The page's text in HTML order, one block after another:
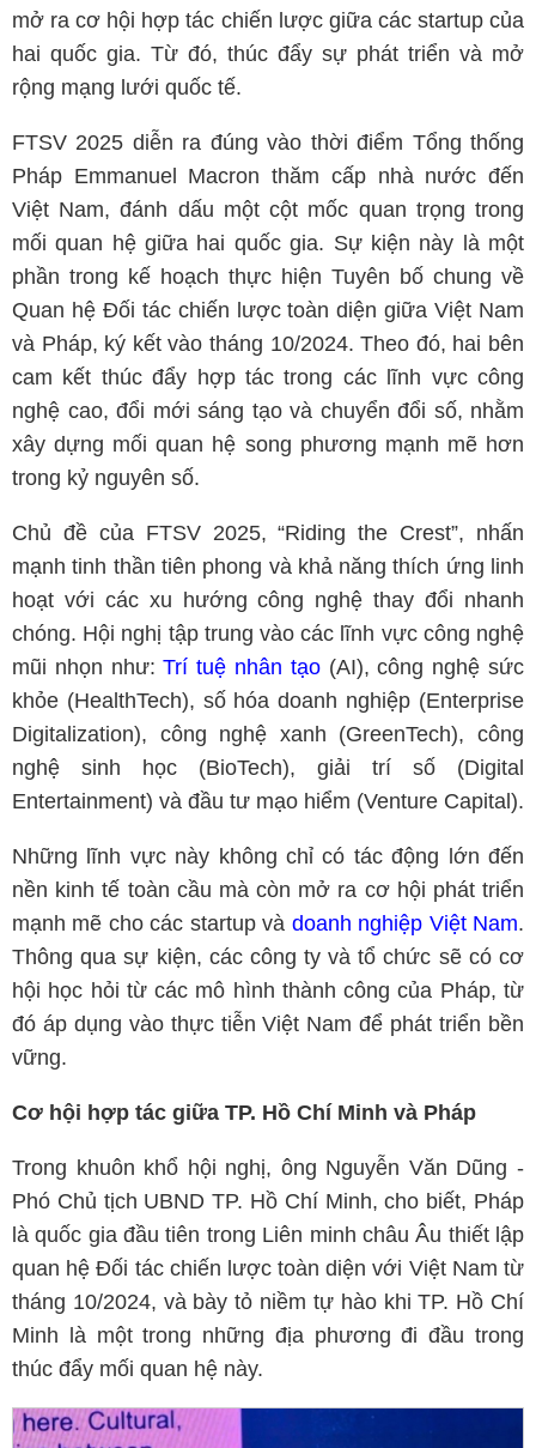
mở ra cơ hội hợp tác chiến lược giữa các startup của
hai quốc gia. Từ đó, thúc đẩy sự phát triển và mở
rộng mạng lưới quốc tế.
FTSV 2025 diễn ra đúng vào thời điểm Tổng thống
Pháp Emmanuel Macron thăm cấp nhà nước đến
Việt Nam, đánh dấu một cột mốc quan trọng trong
mối quan hệ giữa hai quốc gia. Sự kiện này là một
phần trong kế hoạch thực hiện Tuyên bố chung về
Quan hệ Đối tác chiến lược toàn diện giữa Việt Nam
và Pháp, ký kết vào tháng 10/2024. Theo đó, hai bên
cam kết thúc đẩy hợp tác trong các lĩnh vực công
nghệ cao, đổi mới sáng tạo và chuyển đổi số, nhằm
xây dựng mối quan hệ song phương mạnh mẽ hơn
trong kỷ nguyên số.
Chủ đề của FTSV 2025, “Riding the Crest”, nhấn
mạnh tinh thần tiên phong và khả năng thích ứng linh
hoạt với các xu hướng công nghệ thay đổi nhanh
chóng. Hội nghị tập trung vào các lĩnh vực công nghệ
mũi nhọn như:Trí tuệ nhân tạo(AI), công nghệ sức
khỏe (HealthTech), số hóa doanh nghiệp (Enterprise
Digitalization), công nghệ xanh (GreenTech), công
nghệ sinh học (BioTech), giải trí số (Digital
Entertainment) và đầu tư mạo hiểm (Venture Capital).
Những lĩnh vực này không chỉ có tác động lớn đến
nền kinh tế toàn cầu mà còn mở ra cơ hội phát triển
mạnh mẽ cho các startup và doanh nghiệp Việt Nam.
Thông qua sự kiện, các công ty và tổ chức sẽ có cơ
hội học hỏi từ các mô hình thành công của Pháp, từ
đó áp dụng vào thực tiễn Việt Nam để phát triển bền
vững.
Cơ hội hợp tác giữa TP. Hồ Chí Minh và Pháp
Trong khuôn khổ hội nghị, ông Nguyễn Văn Dũng -
Phó Chủ tịch UBND TP. Hồ Chí Minh, cho biết, Pháp
là quốc gia đầu tiên trong Liên minh châu Âu thiết lập
quan hệ Đối tác chiến lược toàn diện với Việt Nam từ
tháng 10/2024, và bày tỏ niềm tự hào khi TP. Hồ Chí
Minh là một trong những địa phương đi đầu trong
thúc đẩy mối quan hệ này.